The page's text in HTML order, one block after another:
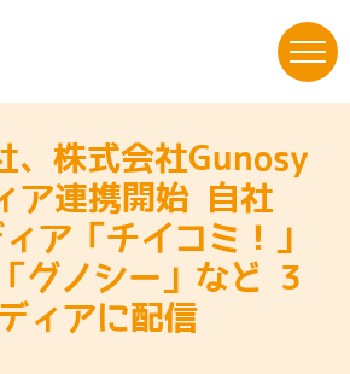
、株式会社Gunosy
ア連携開始 自社
ア「チイコミ！」
グノシー」など 3
ィアに配信